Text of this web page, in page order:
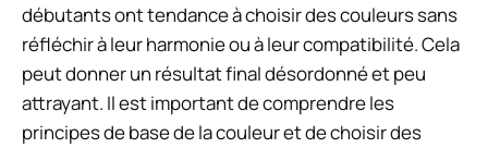
débutants ont tendance à choisir des couleurs sans
réfléchir à leur harmonie ou à leur compatibilité. Cela
peut donner un résultat final désordonné et peu
attrayant. Il est important de comprendre les
principes de base de la couleur et de choisir des